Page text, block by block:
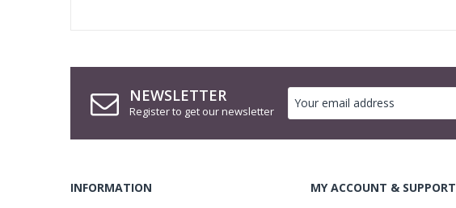
NEWSLETTER
Register to get our newsletter
INFORMATION MY ACCOUNT & SUPPORT